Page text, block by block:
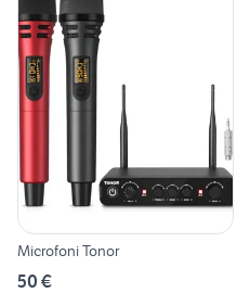
Microfoni Tonor
50 €